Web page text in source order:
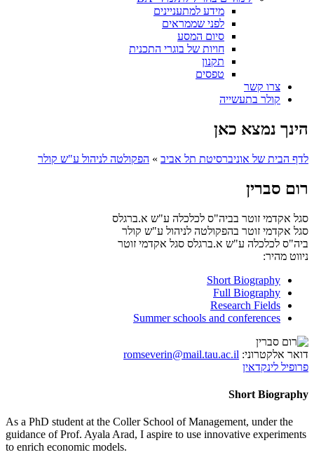
מידע למתעניינים
לפני שממראים
סיום המסע
חויות של בוגרי התכנית
תקנון
טפסים
צרו קשר
קולר בתעשייה
הינך נמצא כאן
לדף הבית של אוניברסיטת תל אביב » הפקולטה לניהול ע"ש קולר
רום סברין
סגל אקדמי זוטר בביה"ס לכלכלה ע"ש א.ברגלס
סגל אקדמי זוטר בהפקולטה לניהול ע"ש קולר
ביה"ס לכלכלה ע"ש א.ברגלס סגל אקדמי זוטר
ניווט מהיר:
Short Biography
Full Biography
Research Fields
Summer schools and conferences
דואר אלקטרוני: romseverin@mail.tau.ac.il
פרופיל לינקדאין
Short Biography
As a PhD student at the Coller School of Management, under the
guidance of Prof. Ayala Arad, I aspire to use innovative experiments
to enrich economic models.